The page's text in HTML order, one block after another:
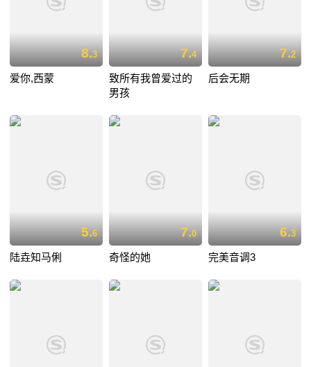
8.3
爱你,西蒙
7.4
致所有我曾爱过的
男孩
7.2
后会无期
5.6
陆垚知马俐
7.0
奇怪的她
6.3
完美音调3